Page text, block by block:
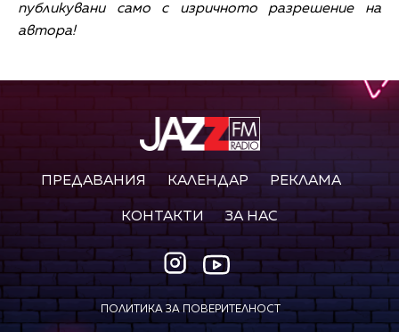
публикувани само с изричното разрешение на
автора!
ПРЕДАВАНИЯ КАЛЕНДАР РЕКЛАМА
КОНТАКТИ ЗА НАС
ПОЛИТИКА ЗА ПОВЕРИТЕЛНОСТ